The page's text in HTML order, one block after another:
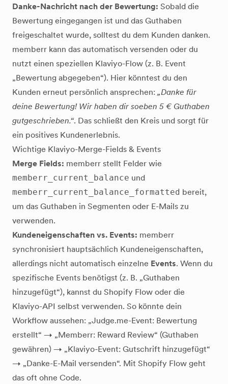
Danke-Nachricht nach der Bewertung: Sobald die
Bewertung eingegangen ist und das Guthaben
freigeschaltet wurde, solltest du dem Kunden danken.
memberr kann das automatisch versenden oder du
nutzt einen speziellen Klaviyo-Flow (z. B. Event
„Bewertung abgegeben“). Hier könntest du den
Kunden erneut persönlich ansprechen: „Danke für
deine Bewertung! Wir haben dir soeben 5 € Guthaben
gutgeschrieben.“. Das schließt den Kreis und sorgt für
ein positives Kundenerlebnis.
Wichtige Klaviyo-Merge-Fields & Events
Merge Fields: memberr stellt Felder wie
memberr_current_balance und
memberr_current_balance_formatted bereit,
um das Guthaben in Segmenten oder E-Mails zu
verwenden.
Kundeneigenschaften vs. Events: memberr
synchronisiert hauptsächlich Kundeneigenschaften,
allerdings nicht automatisch einzelne Events. Wenn du
spezifische Events benötigst (z. B. „Guthaben
hinzugefügt“), kannst du Shopify Flow oder die
Klaviyo-API selbst verwenden. So könnte dein
Workflow aussehen: „Judge.me-Event: Bewertung
erstellt“ → „Memberr: Reward Review“ (Guthaben
gewähren) → „Klaviyo-Event: Gutschrift hinzugefügt“
→ „Danke-E-Mail versenden“. Mit Shopify Flow geht
das oft ohne Code.